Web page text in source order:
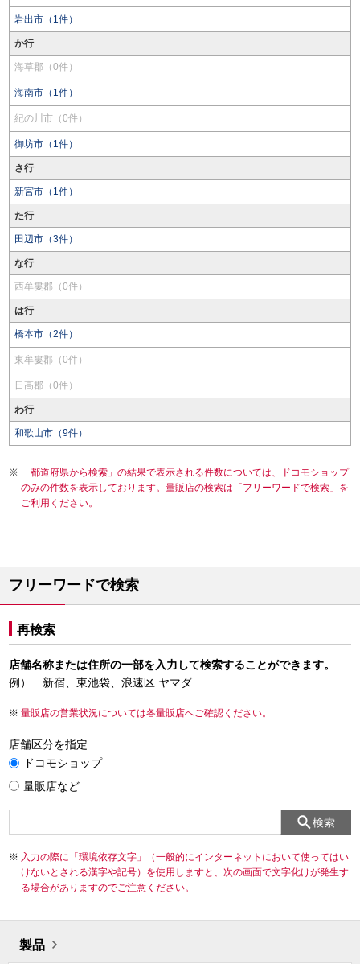
岩出市（1件）
か行
海草郡（0件）
海南市（1件）
紀の川市（0件）
御坊市（1件）
さ行
新宮市（1件）
た行
田辺市（3件）
な行
西牟婁郡（0件）
は行
橋本市（2件）
東牟婁郡（0件）
日高郡（0件）
わ行
和歌山市（9件）
「都道府県から検索」の結果で表示される件数については、ドコモショップ
のみの件数を表示しております。量販店の検索は「フリーワードで検索」を
ご利用ください。
フリーワードで検索
再検索
店舗名称または住所の一部を入力して検索することができます。
例） 新宿、東池袋、浪速区 ヤマダ
量販店の営業状況については各量販店へご確認ください。
店舗区分を指定
ドコモショップ
量販店など
検索
入力の際に「環境依存文字」（一般的にインターネットにおいて使ってはい
けないとされる漢字や記号）を使用しますと、次の画面で文字化けが発生す
る場合がありますのでご注意ください。
製品